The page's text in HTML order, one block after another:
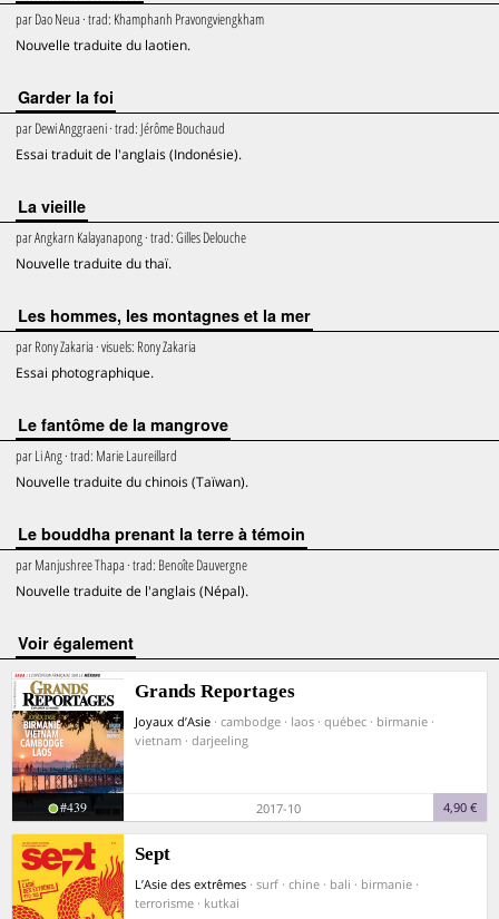
parDao Neua · trad: Khamphanh Pravongviengkham
Nouvelle traduite du laotien.
Garder la foi
parDewi Anggraeni· trad: Jérôme Bouchaud
Essai traduit de l'anglais (Indonésie).
La vieille
parAngkarn Kalayanapong· trad:Gilles Delouche
Nouvelle traduite du thaï.
Les hommes, les montagnes et la mer
parRony Zakaria · visuels: Rony Zakaria
Essai photographique.
Le fantôme de la mangrove
parLi Ang· trad: Marie Laureillard
Nouvelle traduite du chinois (Taïwan).
Le bouddha prenant la terre à témoin
parManjushree Thapa · trad: Benoîte Dauvergne
Nouvelle traduite de l'anglais (Népal).
voir également
Grands Reportages
Joyaux d’Asie · cambodge · laos · québec · birmanie ·
vietnam · darjeeling
#439 2017-10 4,90 €
Sept
L’Asie des extrêmes · surf · chine · bali · birmanie ·
terrorisme · kutkai